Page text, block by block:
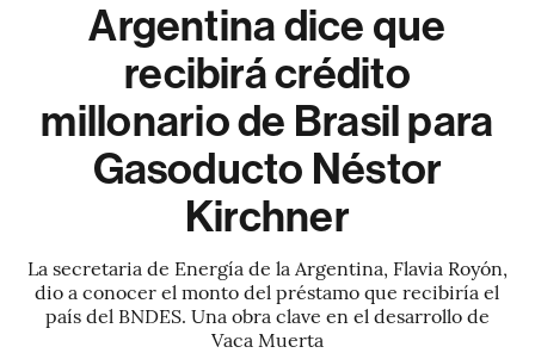
Argentina dice que
recibirá crédito
millonario de Brasil para
Gasoducto Néstor
Kirchner
La secretaria de Energía de la Argentina, Flavia Royón,
dio a conocer el monto del préstamo que recibiría el
país del BNDES. Una obra clave en el desarrollo de
Vaca Muerta